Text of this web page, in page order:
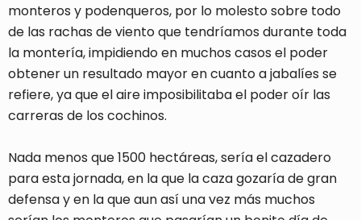
monteros y podenqueros, por lo molesto sobre todo
de las rachas de viento que tendríamos durante toda
la montería, impidiendo en muchos casos el poder
obtener un resultado mayor en cuanto a jabalíes se
refiere, ya que el aire imposibilitaba el poder oír las
carreras de los cochinos.
Nada menos que 1500 hectáreas, sería el cazadero
para esta jornada, en la que la caza gozaría de gran
defensa y en la que aun así una vez más muchos